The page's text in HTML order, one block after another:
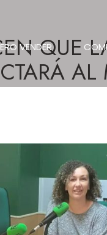
VENDERQUE